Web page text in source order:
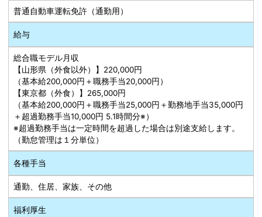
普通自動車運転免許（通勤用）
給与
総合職モデル月収
【山形県（外食以外）】220,000円
（基本給200,000円＋職務手当20,000円）
【東京都（外食）】265,000円
（基本給200,000円＋職務手当25,000円＋勤務地手当35,000円
＋超過勤務手当10,000円 5.1時間分※）
※超過勤務手当は一定時間を超過した場合は別途支給します。
（勤怠管理は１分単位）
各種手当
通勤、住居、家族、その他
福利厚生